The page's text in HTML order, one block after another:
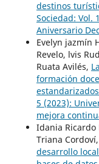
destinos
Sociedad: Vol.
Aniversario
Evelyn jazmín
Revelo, lvis
Ruata Avilés,
formación
estandarizados
5 (2023):
mejora
Idania Ricardo
Triana Cordoví,
desarrollo